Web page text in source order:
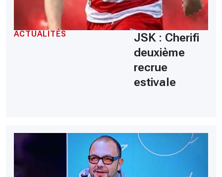
ACTUALITÉS
JSK : Cherifi
deuxième
recrue
estivale